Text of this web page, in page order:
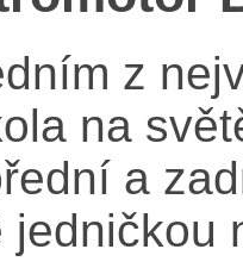
z
na
a
jedničkou